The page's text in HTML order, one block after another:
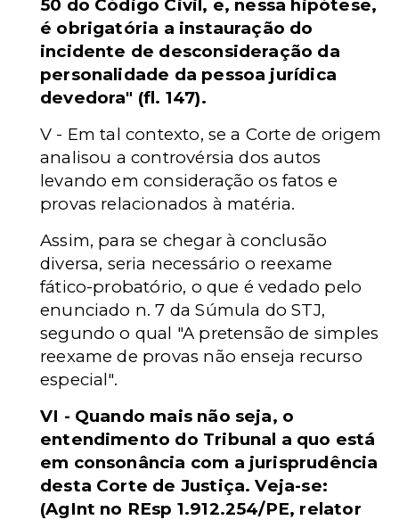
50 do Código Civil, e, nessa hipótese,
é obrigatória a instauração do
incidente de desconsideração da
personalidade da pessoa jurídica
devedora" (fl. 147).
V - Em tal contexto, se a Corte de origem
analisou a controvérsia dos autos
levando em consideração os fatos e
provas relacionados à matéria.
Assim, para se chegar à conclusão
diversa, seria necessário o reexame
fático-probatório, o que é vedado pelo
enunciado n. 7 da Súmula do STJ,
segundo o qual "A pretensão de simples
reexame de provas não enseja recurso
especial".
VI - Quando mais não seja, o
entendimento do Tribunal a quo está
em consonância com a jurisprudência
desta Corte de Justiça. Veja-se:
(AgInt no REsp 1.912.254/PE, relator